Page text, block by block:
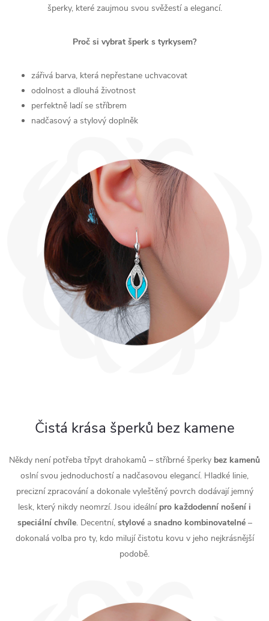
šperky, které zaujmou svou svěžestí a elegancí.
Proč si vybrat šperk s tyrkysem?
zářivá barva, která nepřestane uchvacovat
odolnost a dlouhá životnost
perfektně ladí se stříbrem
nadčasový a stylový doplněk
Čistá krása šperků bez kamene
Někdy není potřeba třpyt drahokamů – stříbrné šperky bez kamenů
oslní svou jednoduchostí a nadčasovou elegancí. Hladké linie,
precizní zpracování a dokonale vyleštěný povrch dodávají jemný
lesk, který nikdy neomrzí. Jsou ideální pro každodenní nošení i
speciální chvíle. Decentní, stylovéa snadno kombinovatelné–
dokonalá volba pro ty, kdo milují čistotu kovu v jeho nejkrásnější
podobě.